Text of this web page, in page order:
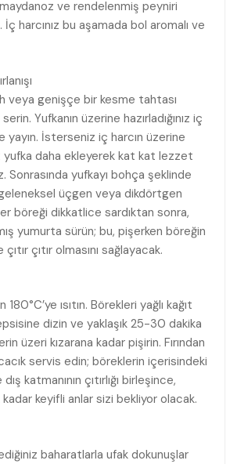
ve rendelenmiş peyniri
İç harcınız bu aşamada bol aromalı ve
veya genişçe bir kesme tahtası
Yufkanın üzerine hazırladığınız iç
yayın. İsterseniz iç harcın üzerine
daha ekleyerek kat kat lezzet
Sonrasında yufkayı bohça şeklinde
üçgen veya dikdörtgen
böreği dikkatlice sardıktan sonra,
yumurta sürün; bu, pişerken böreğin
çıtır olmasını sağlayacak.
180°C’ye ısıtın. Börekleri yağlı kağıt
dizin ve yaklaşık 25-30 dakika
üzeri kızarana kadar pişirin. Fırından
servis edin; böreklerin içerisindeki
katmanının çıtırlığı birleşince,
keyifli anlar sizi bekliyor olacak.
baharatlarla ufak dokunuşlar